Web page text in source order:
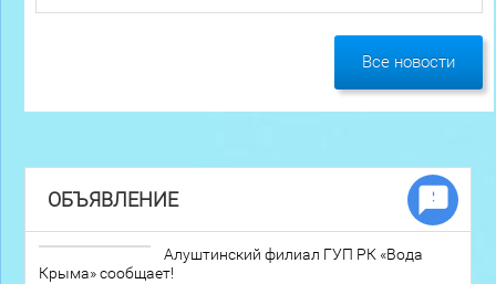
Все новости
ОБЪЯВЛЕНИЕ
Алуштинский филиал ГУП РК «Вода
Крыма» сообщает!